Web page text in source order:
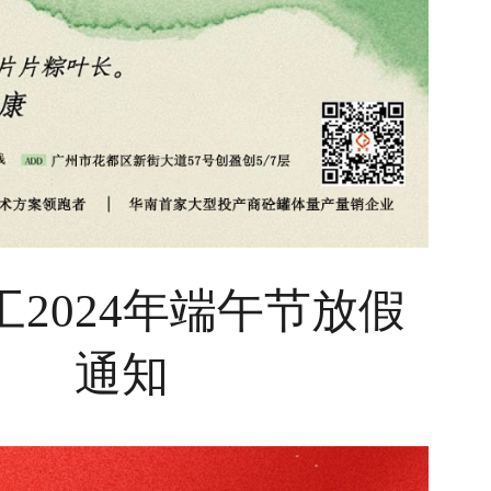
2024年端午节放假
通知